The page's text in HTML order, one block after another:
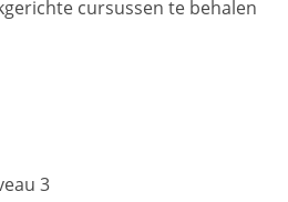
cursussen te behalen
3